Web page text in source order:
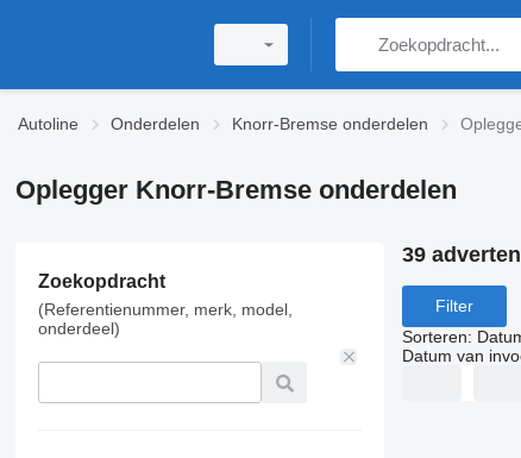
Autoline Onderdelen Knorr-Bremse onderdelen
Oplegger Knorr-Bremse onderdelen
Zoekopdracht
(Referentienummer, merk, model,
onderdeel)
39
Filter
Sorteren:
Datum van